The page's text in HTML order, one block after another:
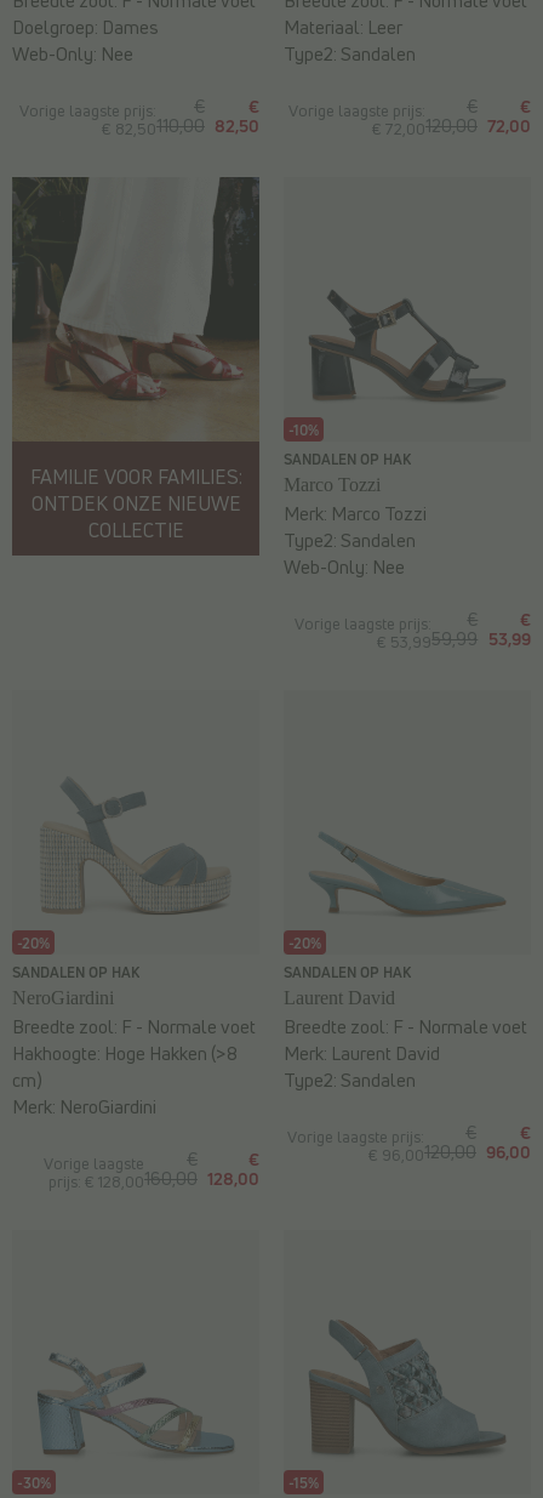
Vorige laagste prijs:
€ 82,50
€
110,00
€
82,50
Doelgroep: Dames
Web-Only: Nee
Vorige laagste prijs:
€ 72,00
€
120,00
€
72,00
Materiaal: Leer
Type2: Sandalen
FAMILIE VOOR FAMILIES:
ONTDEK ONZE NIEUWE
COLLECTIE
-10%
SANDALEN OP HAK
Marco Tozzi
Vorige laagste prijs:
€ 53,99
€
59,99
€
53,99
Merk: Marco Tozzi
Type2: Sandalen
Web-Only: Nee
-20%
SANDALEN OP HAK
NeroGiardini
Vorige laagste
prijs: € 128,00
€
160,00
€
128,00
Breedte zool: F - Normale voet
Hakhoogte: Hoge Hakken (>8
cm)
Merk: NeroGiardini
-20%
SANDALEN OP HAK
Laurent David
Vorige laagste prijs:
€ 96,00
€
120,00
€
96,00
Breedte zool: F - Normale voet
Merk: Laurent David
Type2: Sandalen
-30% -15%